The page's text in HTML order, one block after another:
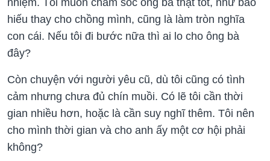
nhiệm. Tôi muốn chăm sóc ông bà thật tốt, như báo
hiếu thay cho chồng mình, cũng là làm tròn nghĩa
con cái. Nếu tôi đi bước nữa thì ai lo cho ông bà
đây?
Còn chuyện với người yêu cũ, dù tôi cũng có tình
cảm nhưng chưa đủ chín muồi. Có lẽ tôi cần thời
gian nhiều hơn, hoặc là cần suy nghĩ thêm. Tôi nên
cho mình thời gian và cho anh ấy một cơ hội phải
không?